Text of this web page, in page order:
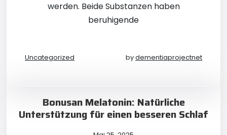
werden. Beide Substanzen haben
beruhigende
Uncategorized bydementiaprojectnet
Bonusan Melatonin: Natürliche
Unterstützung für einen besseren Schlaf